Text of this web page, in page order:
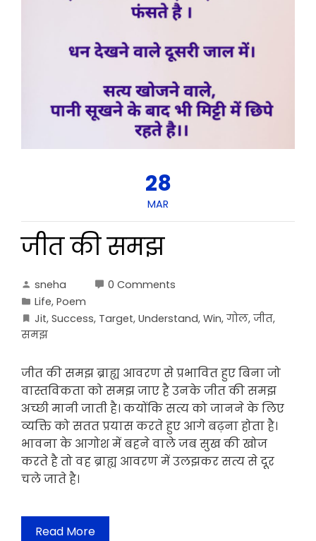
28
MAR
जीत की समझ
sneha
0 Comments
Life, Poem
Jit, Success, Target, Understand, Win, गोल, जीत,
समझ
जीत की समझ ब्राह्य आवरण से प्रभावित हुए बिना जो
वास्तविकता को समझ जाए है उनके जीत की समझ
अच्छी मानी जाती है। कयोंकि सत्य को जानने के लिए
व्यक्ति को सतत प्रयास करते हुए आगे बढ़ना होता है।
भावना के आगोश में बहने वाले जब सुख की खोज
करते है तो वह ब्राह्य आवरण में उलझकर सत्य से दूर
चले जाते है।
Read More